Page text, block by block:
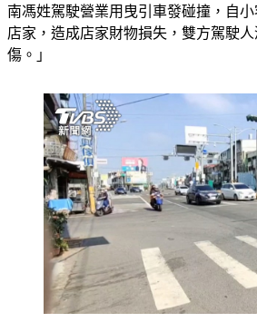
南馮姓駕駛營業用曳引車發碰撞，自
店家，造成店家財物損失，雙方駕駛
傷。」